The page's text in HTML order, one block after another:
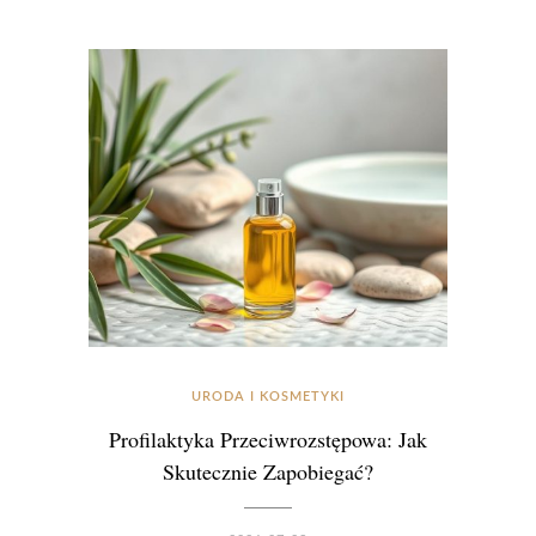
URODA I KOSMETYKI
Profilaktyka Przeciwrozstępowa: Jak
Skutecznie Zapobiegać?